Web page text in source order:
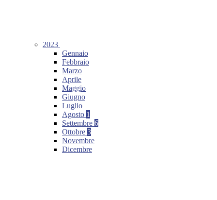
2023
Gennaio
Febbraio
Marzo
Aprile
Maggio
Giugno
Luglio
Agosto 1
Settembre 6
Ottobre 3
Novembre
Dicembre